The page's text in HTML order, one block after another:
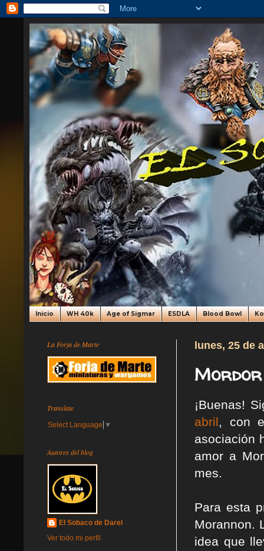
Inicio WH 40k Age of Sigmar ESDLA Blood Bowl
lunes, 25 de
Mordor
¡Buenas!
abril, con
asociación
amor a
mes.
Para esta
Morannon.
idea que
La Forja de Marte
Translate
Select Language ▼
Autores del blog
El Sobaco de Darel
Ver todo mi perfil